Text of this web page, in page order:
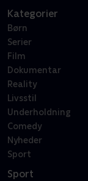
Kategorier
Børn
Serier
Film
Dokumentar
Reality
Livsstil
Underholdning
Comedy
Nyheder
Sport
Sport